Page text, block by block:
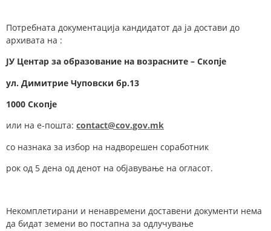
Потребната документација кандидатот да ја достави до
архивата на :
ЈУ Центар за образование на возрасните – Скопје
ул. Димитрие Чуповски бр.13
1000 Скопје
или на е-пошта: contact@cov.gov.mk
со назнака за избор на надворешен соработник
рок од 5 дена од денот на објавување на огласот.
Некомплетирани и ненавремени доставени документи нема
да бидат земени во постапна за одлучување